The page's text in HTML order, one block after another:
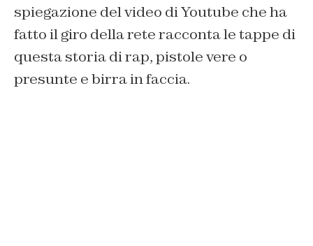
spiegazione del video di Youtube che ha
fatto il giro della rete racconta le tappe di
questa storia di rap, pistole vere o
presunte e birra in faccia.